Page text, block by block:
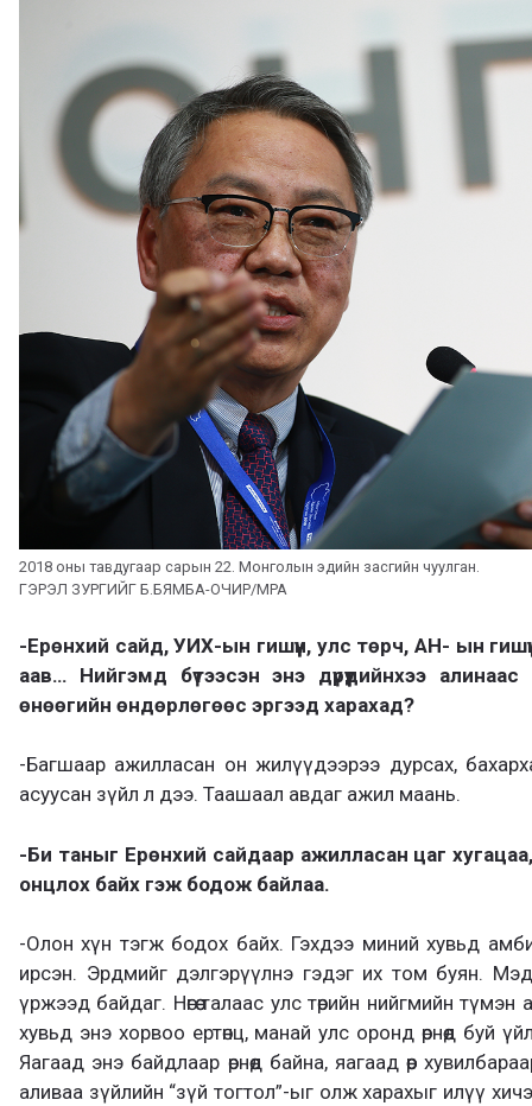
2018 оны тавдугаар сарын 22. Монголын эдийн засгийн чуулган.
ГЭРЭЛ ЗУРГИЙГ Б.БЯМБА-ОЧИР/MPA
-Ерөнхий сайд, УИХ-ын гишүүн, улс төрч, АН- ын
аав… Нийгэмд бүтээсэн энэ дүрүүдийнхээ
өнөөгийн өндөрлөгөөс эргээд харахад?
-Багшаар ажилласан он жилүүдээрээ дурсах,
асуусан зүйл л дээ. Таашаал авдаг ажил маань.
-Би таныг Ерөнхий сайдаар ажилласан цаг
онцлох байх гэж бодож байлаа.
-Олон хүн тэгж бодох байх. Гэхдээ миний хувьд
ирсэн. Эрдмийг дэлгэрүүлнэ гэдэг их том буян.
үржээд байдаг. Нөгөө талаас улс төрийн нийгмийн
хувьд энэ хорвоо ертөнц, манай улс оронд өрнөөд буй
Яагаад энэ байдлаар өрнөөд байна, яагаад өөр
аливаа зүйлийн “зүй тогтол”-ыг олж харахыг илүү